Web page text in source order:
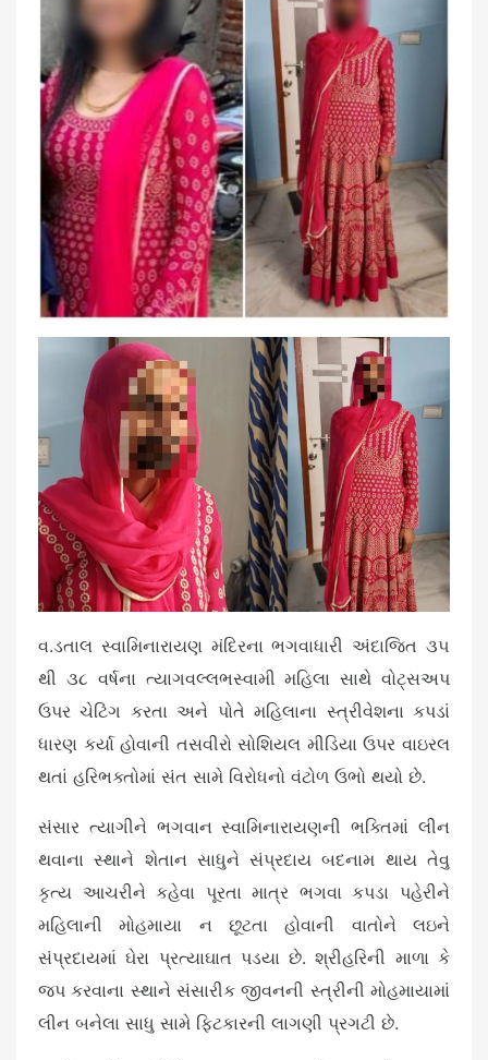
વ.ડતાલ સ્વામિનારાયણ મંદિરના ભગવાધારી અંદાજિત ૩૫
થી ૩૮ વર્ષના ત્યાગવલ્લભસ્વામી મહિલા સાથે વોટ્સઅપ
ઉપર ચેટિંગ કરતા અને પોતે મહિલાના સ્ત્રીવેશના કપડાં
ધારણ કર્યા હોવાની તસવીરો સોશિયલ મીડિયા ઉપર વાઇરલ
થતાં હરિભક્તોમાં સંત સામે વિરોધનો વંટોળ ઉભો થયો છે.
સંસાર ત્યાગીને ભગવાન સ્વામિનારાયણની ભક્તિમાં લીન
થવાના સ્થાને શેતાન સાધુને સંપ્રદાય બદનામ થાય તેવુ
કૃત્ય આચરીને કહેવા પૂરતા માત્ર ભગવા કપડા પહેરીને
મહિલાની મોહમાયા ન છૂટતા હોવાની વાતોને લઇને
સંપ્રદાયમાં ઘેરા પ્રત્યાઘાત પડયા છે. શ્રીહરિની માળા કે
જપ કરવાના સ્થાને સંસારીક જીવનની સ્ત્રીની મોહમાયામાં
લીન બનેલા સાધુ સામે ફિટકારની લાગણી પ્રગટી છે.